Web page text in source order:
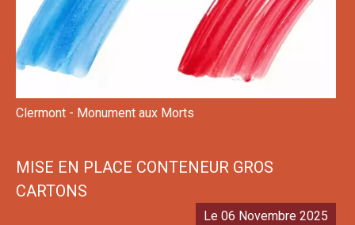
Clermont - Monument aux Morts
MISE EN PLACE CONTENEUR GROS
CARTONS
Le 06 Novembre 2025